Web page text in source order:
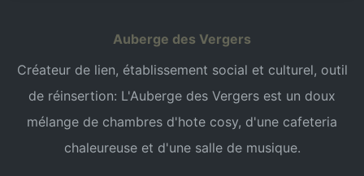
Auberge des Vergers
Créateur de lien, établissement social et culturel, outil
de réinsertion: L'Auberge des Vergers est un doux
mélange de chambres d'hote cosy, d'une cafeteria
chaleureuse et d'une salle de musique.